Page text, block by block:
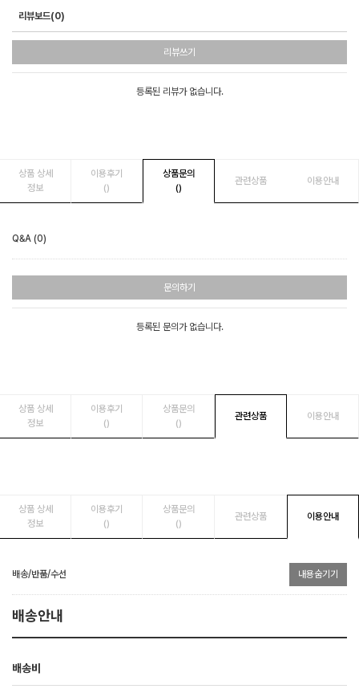
리뷰보드(0)
리뷰쓰기
등록된 리뷰가 없습니다.
상품 상세
정보
이용후기
()
상품문의
()
관련상품 이용안내
Q&A (0)
문의하기
등록된 문의가 없습니다.
상품 상세
정보
이용후기
()
상품문의
()
관련상품 이용안내
상품 상세
정보
이용후기
()
상품문의
()
관련상품 이용안내
배송/반품/수선 내용숨기기
배송안내
배송비